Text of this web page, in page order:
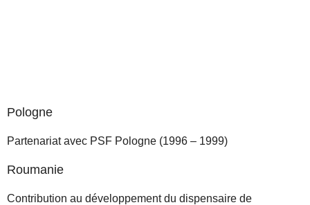
Pologne
Partenariat avec PSF Pologne (1996 – 1999)
Roumanie
Contribution au développement du dispensaire de